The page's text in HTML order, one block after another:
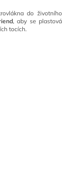
do životního
, aby se plastová
tocích.